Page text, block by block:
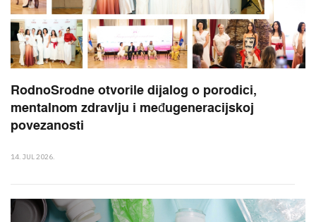
RodnoSrodne otvorile dijalog o porodici,
mentalnom zdravlju i međugeneracijskoj
povezanosti
14. JUL 2026.